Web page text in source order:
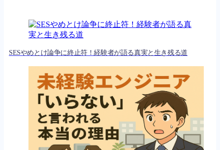
SESやめとけ論争に終止符！経験者が語る真実と生き残る道